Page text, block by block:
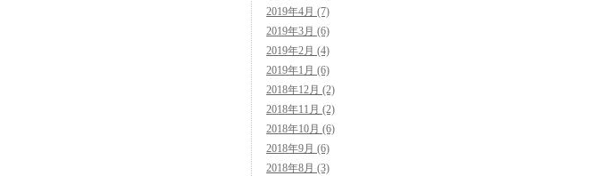
2019年4月 (7)
2019年3月 (6)
2019年2月 (4)
2019年1月 (6)
2018年12月 (2)
2018年11月 (2)
2018年10月 (6)
2018年9月 (6)
2018年8月 (3)